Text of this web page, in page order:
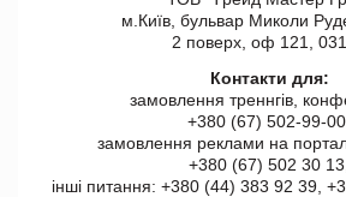
м.Київ, бульвар Миколи
2 поверх, оф 121,
Контакти для:
замовлення треннгів,
+380 (67) 502-99-00,
замовлення реклами на
+380 (67) 502 30 13,
інші питання: +380 (44) 383 92 39,